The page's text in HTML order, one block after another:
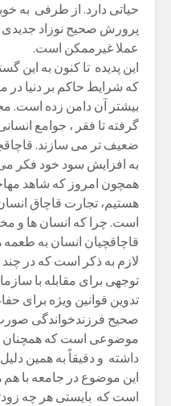
حیاتی دارد. از طرفی به
پرورش صحیح نوزاد جدیدی که
عملا غیرممکن است.
این پدیدە تا کنون بە این
کە شرایط حاکم بر دنیا
بیشتر آن دامن زدە است.
گرفتە تا فقر ، جوامع
ضعیف تر می سازند.
بە افزایش سود خود فکر
همچون امروز کە شاهد
هستیم، تجارت قاچاق
است. چرا کە انسان ها و
قاچاقچیان انسان بە
لازم به ذکر است که در
توجهی برای مقابله با
تدوین قوانین ویژە برای
صحیح فرزندخواندگی
موضوعی است که همچنان
داشتە و دقیقاً به همین دلیل
این موضوع در جامعه با
است کە بایستی هر چە